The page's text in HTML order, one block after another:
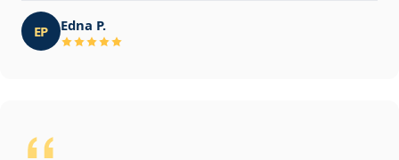
EP Edna P.